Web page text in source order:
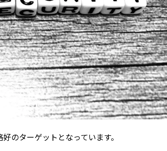
のターゲットとなっています。